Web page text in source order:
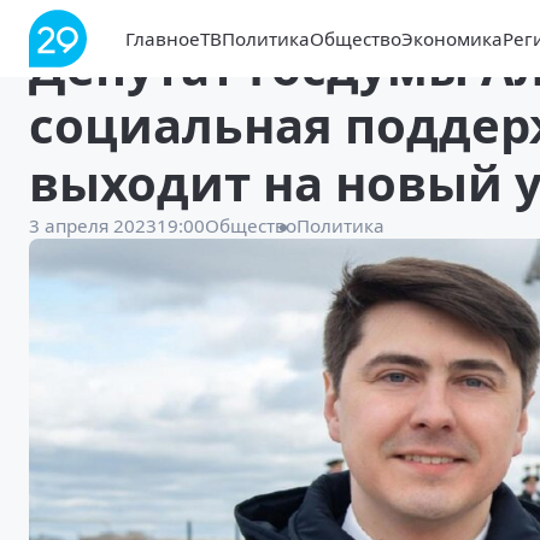
ГлавноеТВПолитикаОбществоЭкономика
Депутат Госдумы
социальная
выходит на новый
3 апреля 202319:00ОбществоПолитика